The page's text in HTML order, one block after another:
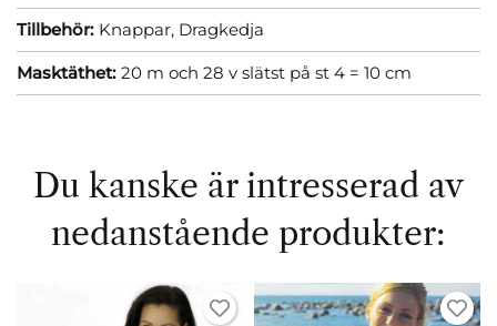
Tillbehör: Knappar, Dragkedja
Masktäthet: 20 m och 28 v slätst på st 4 = 10 cm
Du kanske är intresserad av
nedanstående produkter: